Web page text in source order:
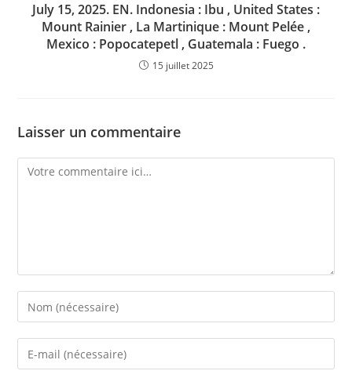
July 15, 2025. EN. Indonesia : Ibu , United States :
Mount Rainier , La Martinique : Mount Pelée ,
Mexico : Popocatepetl , Guatemala : Fuego .
15 juillet 2025
Laisser un commentaire
Comment
Enter
your
name
Enter
your